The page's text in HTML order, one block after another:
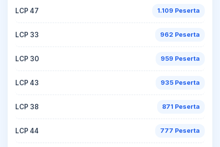
LCP 47 1.109 Peserta
LCP 33 962 Peserta
LCP 30 959 Peserta
LCP 43 935 Peserta
LCP 38 871 Peserta
LCP 44 777 Peserta